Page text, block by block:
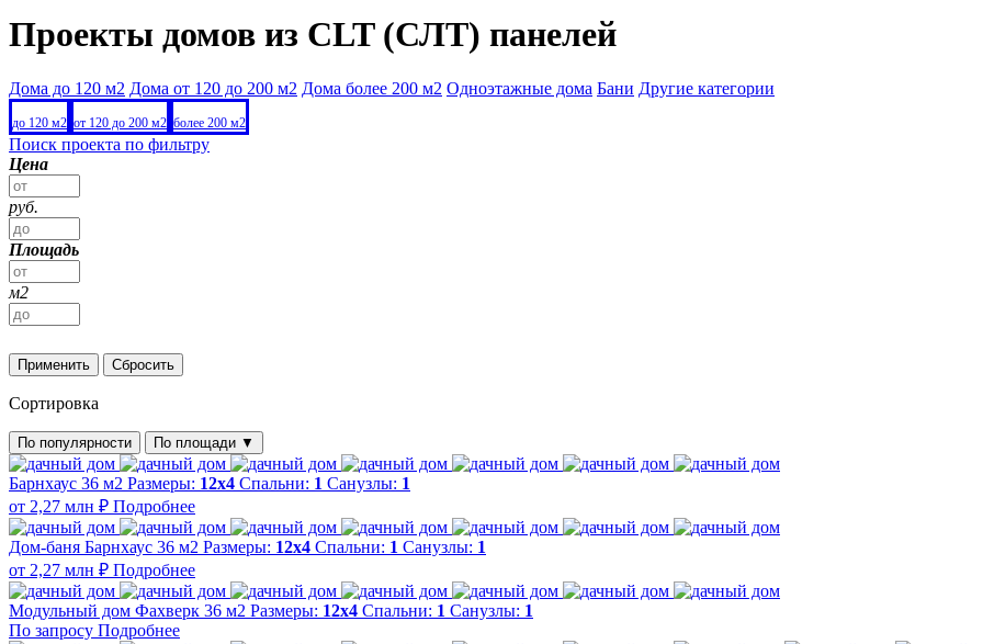
Проекты домов из CLT (СЛТ) панелей
Дома до 120 м2 Дома от 120 до 200 м2 Дома более 200 м2 Одноэтажные дома Бани Другие категории
до 120 м2 от 120 до 200 м2 более 200 м2
Поиск проекта по фильтру
Цена
руб.
Площадь
м2
Применить Сбросить
Сортировка
По популярности По площади ▼
Барнхаус 36 м2 Размеры: 12х4 Спальни: 1 Санузлы: 1
от 2,27 млн ₽ Подробнее
Дом-баня Барнхаус 36 м2 Размеры: 12х4 Спальни: 1 Санузлы: 1
от 2,27 млн ₽ Подробнее
Модульный дом Фахверк 36 м2 Размеры: 12х4 Спальни: 1 Санузлы: 1
По запросу Подробнее